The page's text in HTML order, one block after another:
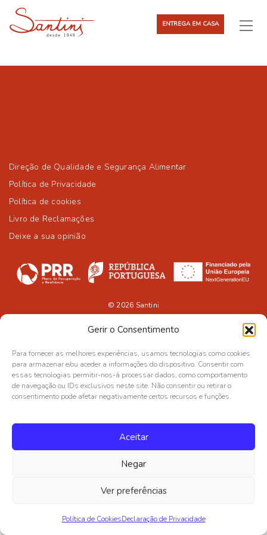
Gerir o Consentimento
Para fornecer as melhores experiências, usamos tecnologias como cookies
para armazenar e/ou aceder a informações do dispositivo. Consentir com
essas tecnologias permitir-nos-á processar dados, como comportamento
de navegação ou IDs exclusivos neste site. Não consentir ou retirar o
consentimento pode afetar negativamente certos recursos e funções.
Aceitar
Negar
Ver preferências
Política de CookiesDeclaração de Privacidade
ENTREGA EM CASA
Direção de Qualidade e Segurança Alimentar
Política de Privacidade
Política de cookies
Livro de Reclamações
Deixe a sua opinião
© 2026 Santini